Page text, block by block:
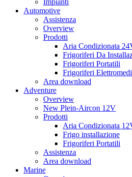
Automotive
Assistenza
Overview
Prodotti
Aria Condizionata
Frigoriferi Da
Frigoriferi Portatili
Frigoriferi
Area download
Adventure
Overview
New Plein-Aircon 12V
Prodotti
Aria Condizionata
Frigo installazione
Frigoriferi Portatili
Assistenza
Area download
Marine